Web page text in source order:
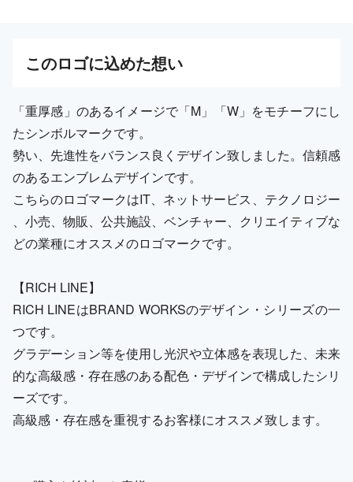
このロゴに込めた想い
「重厚感」のあるイメージで「M」「W」をモチーフにし
たシンボルマークです。
勢い、先進性をバランス良くデザイン致しました。信頼感
のあるエンブレムデザインです。
こちらのロゴマークはIT、ネットサービス、テクノロジー
、小売、物販、公共施設、ベンチャー、クリエイティブな
どの業種にオススメのロゴマークです。
【RICH LINE】
RICH LINEはBRAND WORKSのデザイン・シリーズの一
つです。
グラデーション等を使用し光沢や立体感を表現した、未来
的な高級感・存在感のある配色・デザインで構成したシリ
ーズです。
高級感・存在感を重視するお客様にオススメ致します。